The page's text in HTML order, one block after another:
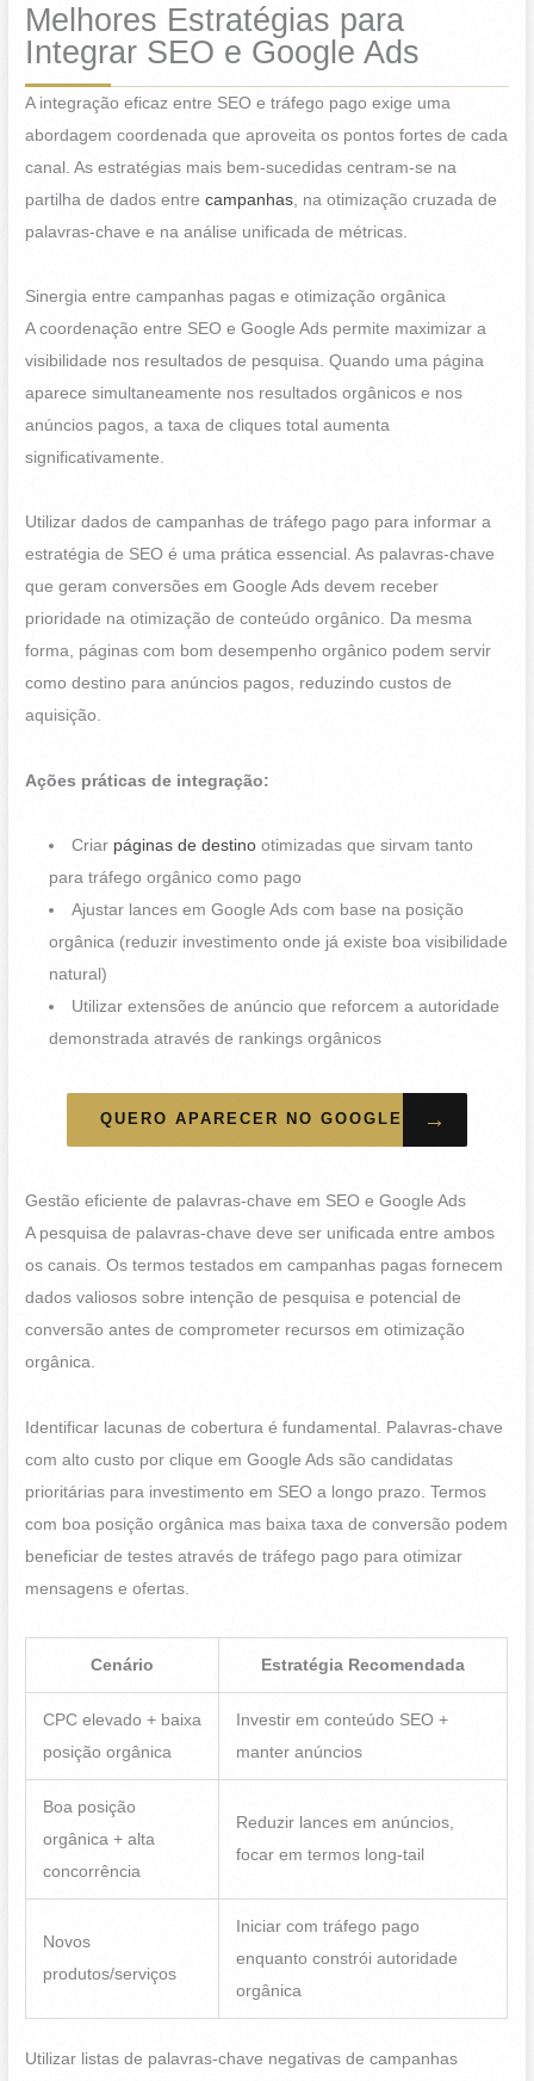
Melhores Estratégias para
Integrar SEO e Google Ads
A integração eficaz entre SEO e tráfego pago exige uma
abordagem coordenada que aproveita os pontos fortes de cada
canal. As estratégias mais bem-sucedidas centram-se na
partilha de dados entrecampanhas , na otimização cruzada de
palavras-chave e na análise unificada de métricas.
Sinergia entre campanhas pagas e otimização orgânica
A coordenação entre SEO e Google Ads permite maximizar a
visibilidade nos resultados de pesquisa. Quando uma página
aparece simultaneamente nos resultados orgânicos e nos
anúncios pagos, a taxa de cliques total aumenta
significativamente.
Utilizar dados de campanhas de tráfego pago para informar a
estratégia de SEO é uma prática essencial. As palavras-chave
que geram conversões em Google Ads devem receber
prioridade na otimização de conteúdo orgânico. Da mesma
forma, páginas com bom desempenho orgânico podem servir
como destino para anúncios pagos, reduzindo custos de
aquisição.
Ações práticas de integração:
Criar páginas de destinootimizadas que sirvam tanto
para tráfego orgânico como pago
Ajustar lances em Google Ads com base na posição
orgânica (reduzir investimento onde já existe boa visibilidade
natural)
Utilizar extensões de anúncio que reforcem a autoridade
demonstrada através de rankings orgânicos
QUERO APARECER NO GOOGLE →
Gestão eficiente de palavras-chave em SEO e Google Ads
A pesquisa de palavras-chave deve ser unificada entre ambos
os canais. Os termos testados em campanhas pagas fornecem
dados valiosos sobre intenção de pesquisa e potencial de
conversão antes de comprometer recursos em otimização
orgânica.
Identificar lacunas de cobertura é fundamental. Palavras-chave
com alto custo por clique em Google Ads são candidatas
prioritárias para investimento em SEO a longo prazo. Termos
com boa posição orgânica mas baixa taxa de conversão podem
beneficiar de testes através de tráfego pago para otimizar
mensagens e ofertas.
Cenário Estratégia Recomendada
CPC elevado + baixa
posição orgânica
Investir em conteúdo SEO +
manter anúncios
Boa posição
orgânica + alta
concorrência
Reduzir lances em anúncios,
focar em termos long-tail
Novos
produtos/serviços
Iniciar com tráfego pago
enquanto constrói autoridade
orgânica
Utilizar listas de palavras-chave negativas de campanhas